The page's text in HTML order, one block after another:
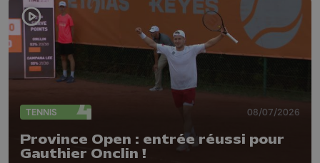
TENNIS 08/07/2026
Province Open : entrée réussi pour
Gauthier Onclin !